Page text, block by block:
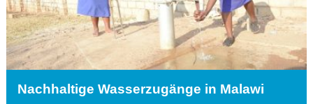
Nachhaltige Wasserzugänge in Malawi